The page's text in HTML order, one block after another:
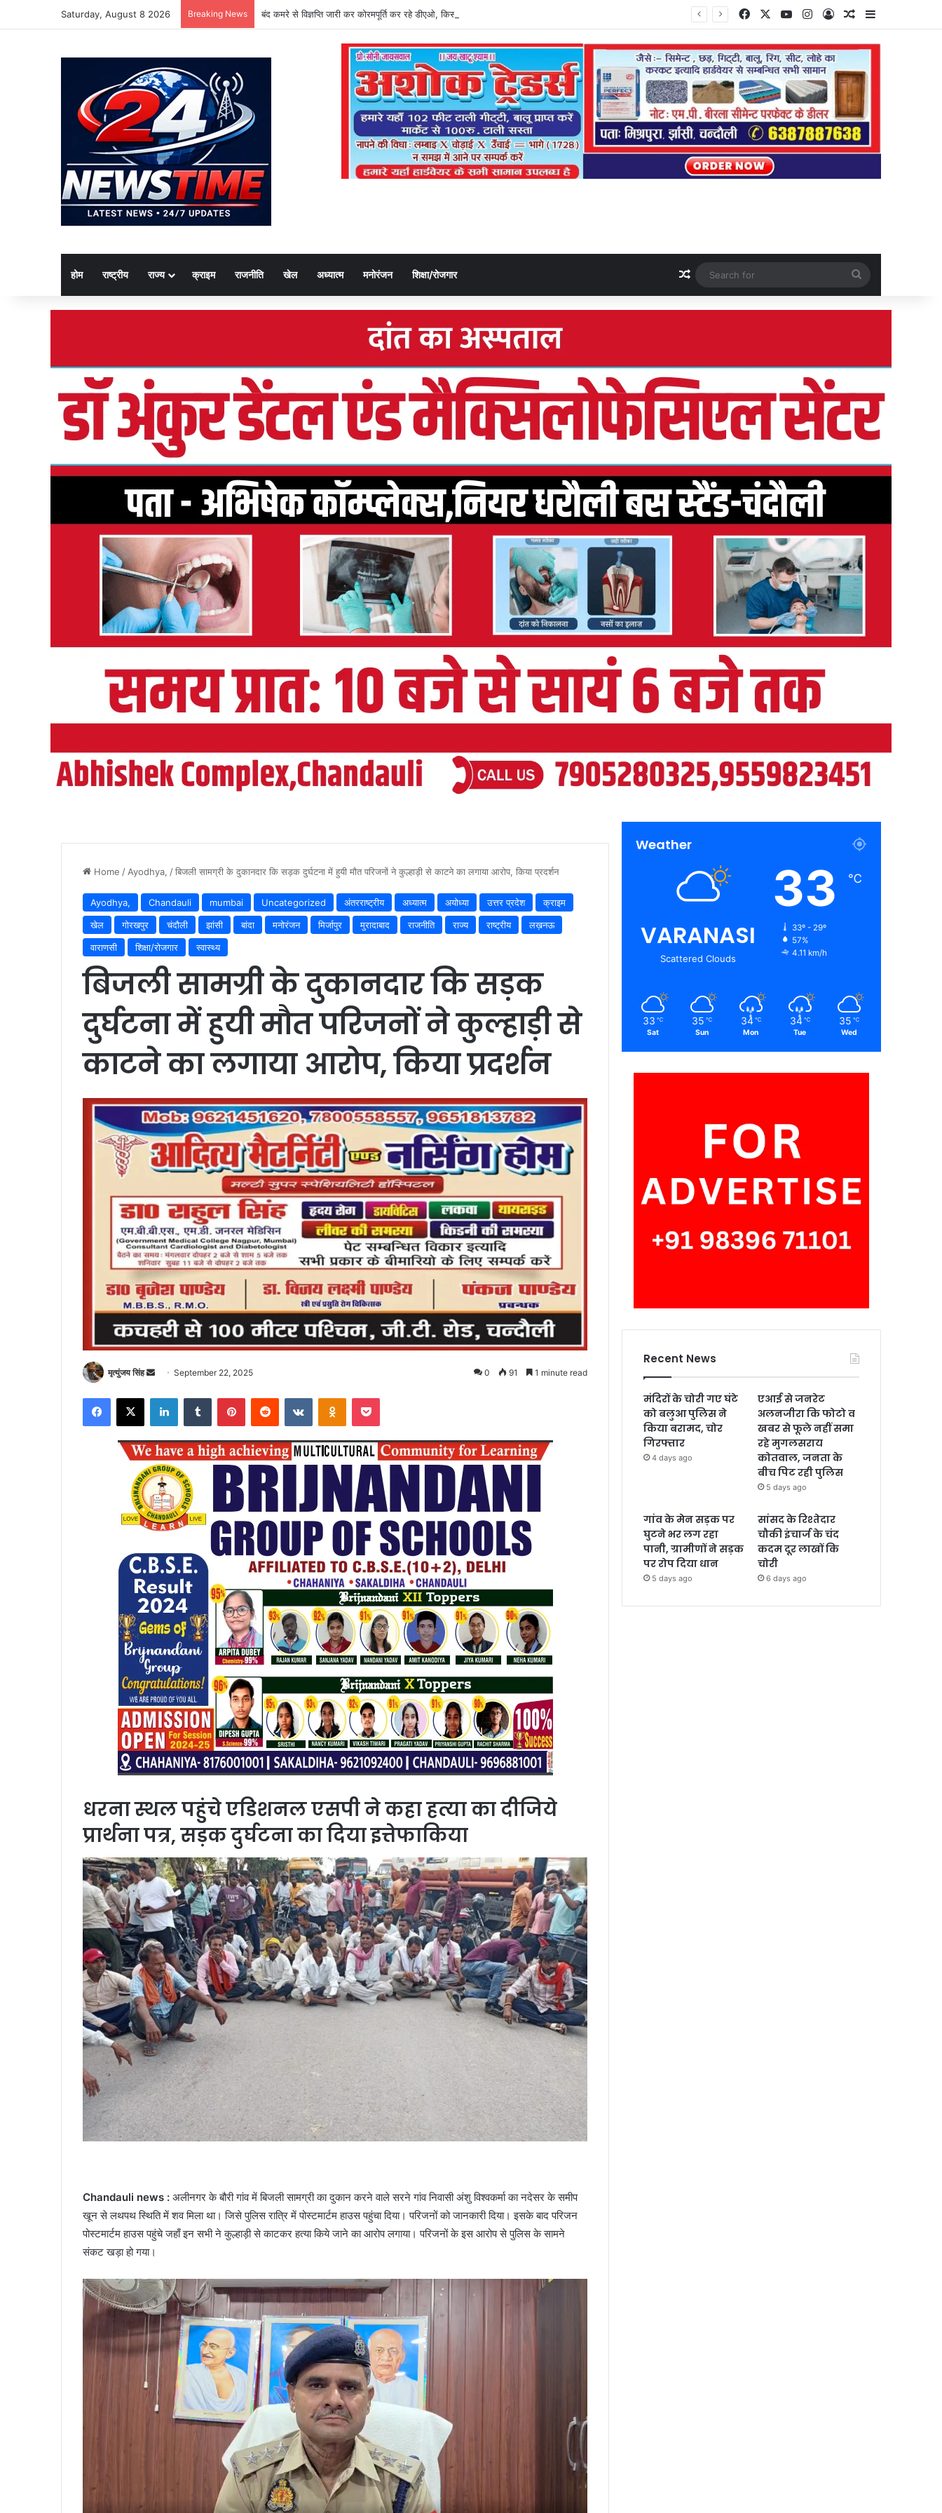
Saturday, August 8 2026 Breaking News बंद कमरे से विज्ञप्ति जारी कर कोरमपूर्ति कर रहे डीएओ, किसानों को लूट रहे निजी दुकानदार FacebookYouTubeInstagram
Log InRandom Article
Sidebar
होम राष्ट्रीय राज्य क्राइम राजनीति खेल अध्यात्म मनोरंजन शिक्षा/रोजगार Random Article
for
Home / Ayodhya, /बिजली सामग्री के दुकानदार कि सड़क दुर्घटना में हुयी मौत परिजनों ने कुल्हाड़ी से काटने का लगाया आरोप, किया प्रदर्शन
Ayodhya, Chandauli mumbai Uncategorized अंतरराष्ट्रीय अध्यात्म अयोध्या उत्तर प्रदेश
क्राइम
खेल
गोरखपुर चंदौली झांसी बांदा मनोरंजन मिर्जापुर मुरादाबाद राजनीति राज्य राष्ट्रीय
लख़नऊ
वाराणसी
शिक्षा/रोजगार स्वास्थ्य
बिजली सामग्री के दुकानदार कि सड़क
दुर्घटना में हुयी मौत परिजनों ने कुल्हाड़ी से
काटने का लगाया आरोप, किया प्रदर्शन
मृत्युंजय सिंह
Send
email
September 22, 2025 0 91 1 minute read
Facebook
X LinkedInTumblr PinterestReddit VKontakteOdnoklassniki
Pocket
धरना स्थल पहुंचे एडिशनल एसपी ने कहा हत्या का दीजिये
प्रार्थना पत्र, सड़क दुर्घटना का दिया इत्तेफाकिया
Chandauli news : अलीनगर के बौरी गांव में बिजली सामग्री का दुकान करने वाले सरने गांव निवासी अंशु विश्वकर्मा का नदेसर के समीप
खून से लथपथ स्थिति में शव मिला था। जिसे पुलिस रात्रि में पोस्टमार्टम हाउस पहुंचा दिया। परिजनों को जानकारी दिया। इसके बाद परिजन
पोस्टमार्टम हाउस पहुंचे जहाँ इन सभी ने कुल्हाड़ी से काटकर हत्या किये जाने का आरोप लगाया। परिजनों के इस आरोप से पुलिस के सामने
संकट खड़ा हो गया।
Weather
VARANASI
Scattered Clouds
33 ℃
33º - 29º
57%
4.11 km/h
33 ℃
Sat
35 ℃
Sun
34 ℃
Mon
34 ℃
Tue
35 ℃
Wed
Recent News
मंदिरों के चोरी गए घंटे
को बलुआ पुलिस ने
किया बरामद, चोर
गिरफ्तार
4 days ago
एआई से जनरेट
अलनजीरा कि फोटो व
खबर से फूले नहीं समा
रहे मुगलसराय
कोतवाल, जनता के
बीच पिट रही पुलिस
5 days ago
गांव के मेन सड़क पर
घुटने भर लग रहा
पानी, ग्रामीणों ने सड़क
पर रोप दिया धान
5 days ago
सांसद के रिश्तेदार
चौकी इंचार्ज के चंद
कदम दूर लाखों कि
चोरी
6 days ago